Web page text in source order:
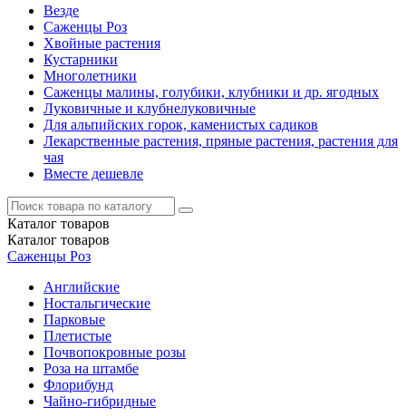
Везде
Саженцы Роз
Хвойные растения
Кустарники
Многолетники
Саженцы малины, голубики, клубники и др. ягодных
Луковичные и клубнелуковичные
Для альпийских горок, каменистых садиков
Лекарственные растения, пряные растения, растения для
чая
Вместе дешевле
Каталог товаров
Каталог товаров
Саженцы Роз
Английские
Ностальгические
Парковые
Плетистые
Почвопокровные розы
Роза на штамбе
Флорибунд
Чайно-гибридные